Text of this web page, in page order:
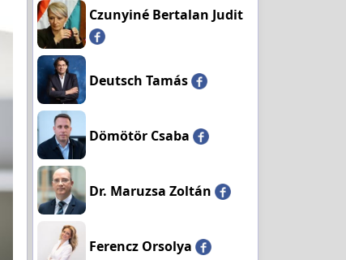
Czunyiné Bertalan Judit
Deutsch Tamás
Dömötör Csaba
Dr. Maruzsa Zoltán
Ferencz Orsolya